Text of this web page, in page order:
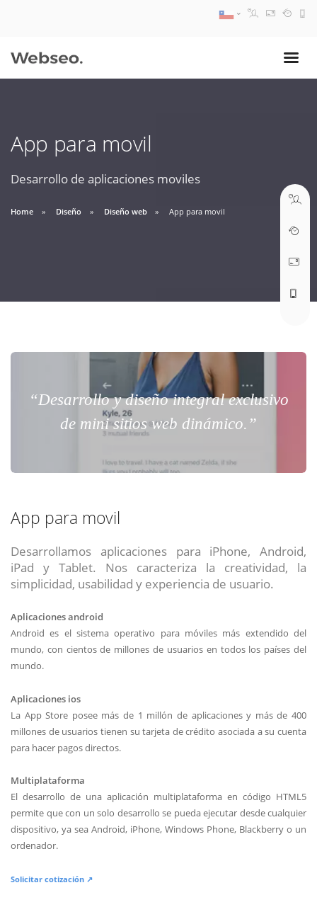
App para movil
Desarrollo de aplicaciones moviles
Home Diseño Diseño web App para movil
“Desarrollo y diseño integral exclusivo
de mini sitios web dinámico.”
App para movil
Desarrollamos aplicaciones para iPhone, Android,
iPad y Tablet. Nos caracteriza la creatividad, la
simplicidad, usabilidad y experiencia de usuario.
Aplicaciones android
Android es el sistema operativo para móviles más extendido del
mundo, con cientos de millones de usuarios en todos los países del
mundo.
Aplicaciones ios
La App Store posee más de 1 millón de aplicaciones y más de 400
millones de usuarios tienen su tarjeta de crédito asociada a su cuenta
para hacer pagos directos.
Multiplataforma
El desarrollo de una aplicación multiplataforma en código HTML5
permite que con un solo desarrollo se pueda ejecutar desde cualquier
dispositivo, ya sea Android, iPhone, Windows Phone, Blackberry o un
ordenador.
Solicitar cotización ↗
09:30 AM A 18:30 PM
soporte@webseo.cl